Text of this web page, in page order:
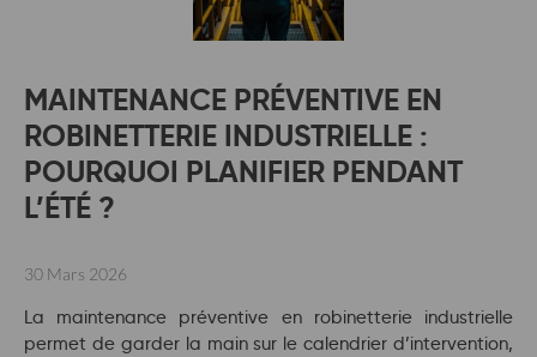
MAINTENANCE PRÉVENTIVE EN
ROBINETTERIE INDUSTRIELLE :
POURQUOI PLANIFIER PENDANT
L’ÉTÉ ?
30 Mars 2026
La maintenance préventive en robinetterie industrielle
permet de garder la main sur le calendrier d’intervention,